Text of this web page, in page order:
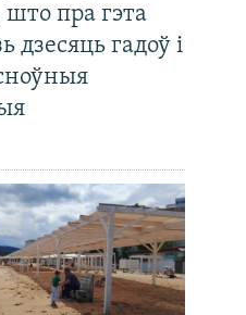
што пра гэта
дзесяць гадоў і